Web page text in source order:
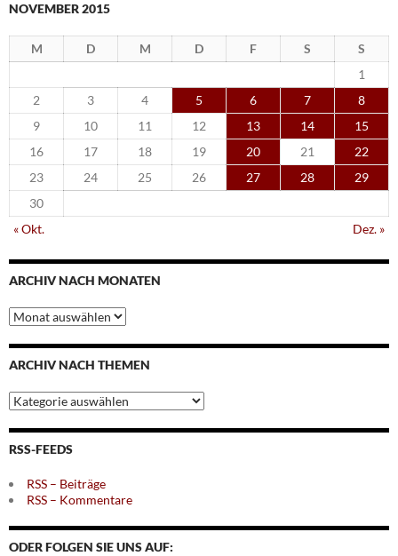
NOVEMBER 2015
M D M D F S
S
1
2
3 4 5 6 7
8
9
10 11 12 13 14
15
16
17 18 19 20 21
22
23
24 25 26 27 28
29
30
« Okt.
Dez. »
ARCHIV NACH MONATEN
Archiv
nach
Monaten
ARCHIV NACH THEMEN
Archiv
nach
Themen
RSS-FEEDS
RSS – Beiträge
RSS – Kommentare
ODER FOLGEN SIE UNS AUF: